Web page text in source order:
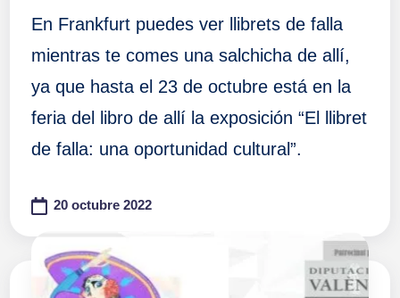
En Frankfurt puedes ver llibrets de falla
mientras te comes una salchicha de allí,
ya que hasta el 23 de octubre está en la
feria del libro de allí la exposición “El llibret
de falla: una oportunidad cultural”.
20 octubre 2022